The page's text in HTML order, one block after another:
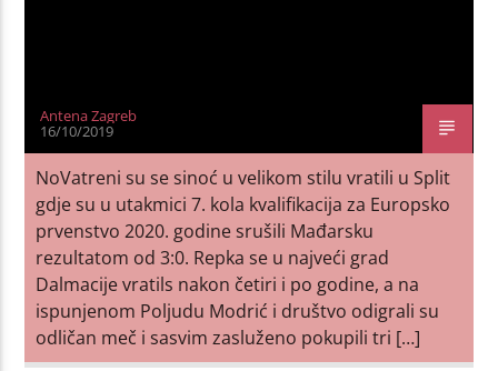
Antena Zagreb
16/10/2019
NoVatreni su se sinoć u velikom stilu vratili u Split
gdje su u utakmici 7. kola kvalifikacija za Europsko
prvenstvo 2020. godine srušili Mađarsku
rezultatom od 3:0. Repka se u najveći grad
Dalmacije vratils nakon četiri i po godine, a na
ispunjenom Poljudu Modrić i društvo odigrali su
odličan meč i sasvim zasluženo pokupili tri […]